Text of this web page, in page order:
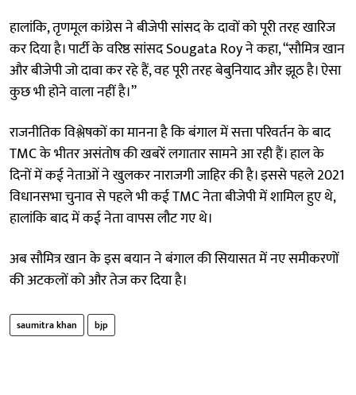
हालांकि, तृणमूल कांग्रेस ने बीजेपी सांसद के दावों को पूरी तरह खारिज
कर दिया है। पार्टी के वरिष्ठ सांसद Sougata Roy ने कहा, “सौमित्र खान
और बीजेपी जो दावा कर रहे हैं, वह पूरी तरह बेबुनियाद और झूठ है। ऐसा
कुछ भी होने वाला नहीं है।”
राजनीतिक विश्लेषकों का मानना है कि बंगाल में सत्ता परिवर्तन के बाद
TMC के भीतर असंतोष की खबरें लगातार सामने आ रही हैं। हाल के
दिनों में कई नेताओं ने खुलकर नाराजगी जाहिर की है। इससे पहले 2021
विधानसभा चुनाव से पहले भी कई TMC नेता बीजेपी में शामिल हुए थे,
हालांकि बाद में कई नेता वापस लौट गए थे।
अब सौमित्र खान के इस बयान ने बंगाल की सियासत में नए समीकरणों
की अटकलों को और तेज कर दिया है।
saumitra khan bjp